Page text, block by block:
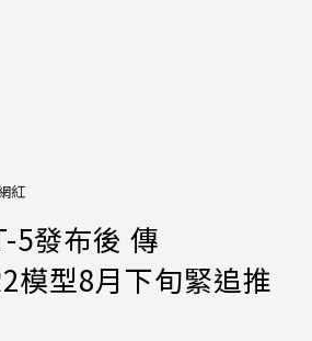
紅
5發布後 傳
模型8月下旬緊追推